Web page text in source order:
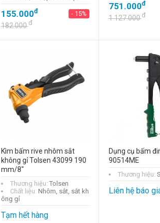
155.000đ - 15%
182.000đ
751.000đ
1.127.000đ
Kìm bấm rive nhôm sắt
không gỉ Tolsen 43099 190
mm/8"
Thương hiệu: Tolsen
Chất liệu: Nhôm, sắt, sắt kh
ông gỉ
Tạm hết hàng
Dụng cụ bấm
90514ME
Thương hiệu:
Liên hệ báo